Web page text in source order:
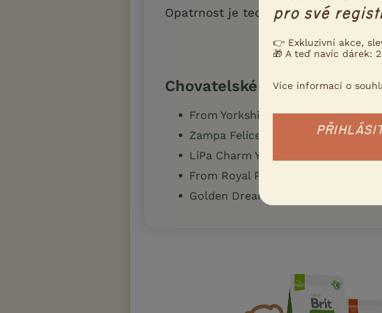
Opatrnost je tedy na místě.
Chovatelské stanice
From Yorkshire
Zampa Felice
LiPa Charm Yorkies
From Royal Paradise
Golden Dream
pro své
👉 Exkluzivní akce,
🎁 A teď navíc dárek:
Více informací o